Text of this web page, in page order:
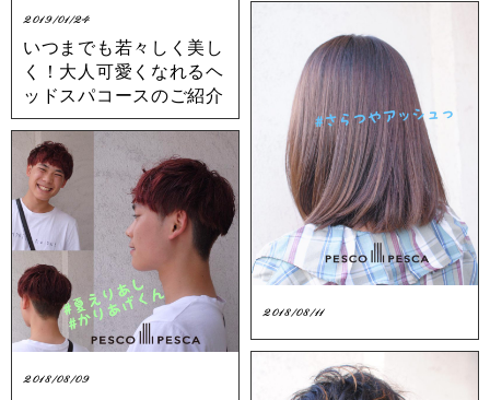
2019/01/24
いつまでも若々しく美し
く！大人可愛くなれるヘ
ッドスパコースのご紹介
2018/08/11
2018/08/09